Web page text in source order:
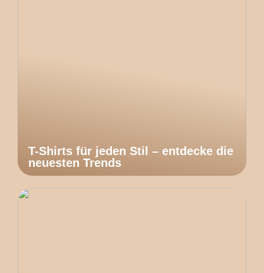
T-Shirts für jeden Stil – entdecke die
neuesten Trends